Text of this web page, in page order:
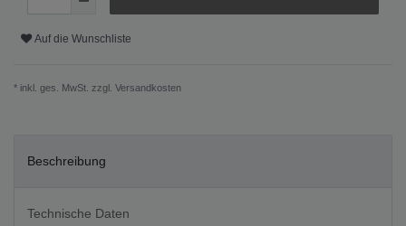
Auf die Wunschliste
* inkl. ges. MwSt. zzgl. Versandkosten
Beschreibung
Technische Daten